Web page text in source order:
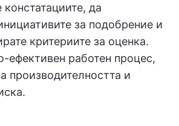
да
за подобрение и
критериите за оценка.
ефективен работен процес,
производителността и